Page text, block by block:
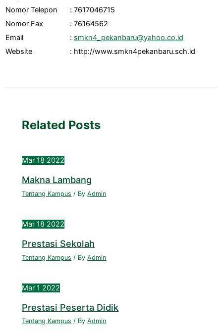
Nomor Telepon
: 7617046715
Nomor Fax
: 76164562
Email
: smkn4_pekanbaru@yahoo.co.id
Website
: http://www.smkn4pekanbaru.sch.id
Related Posts
Mar 18 2022
Makna Lambang
Tentang Kampus / ByAdmin
Mar 18 2022
Prestasi Sekolah
Tentang Kampus / ByAdmin
Mar 1 2022
Prestasi Peserta Didik
Tentang Kampus / ByAdmin